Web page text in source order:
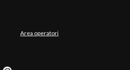
Area operatori